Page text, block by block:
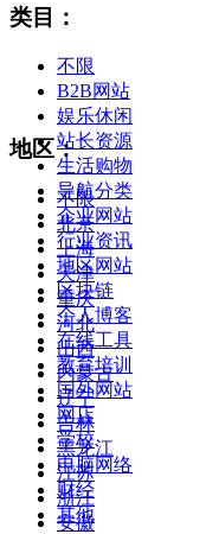
类目：
不限
B2B网站
娱乐休闲
站长资源
生活购物
导航分类
企业网站
行业资讯
地区网站
区块链
个人博客
在线工具
教育培训
国外网站
网店
学校
电脑网络
财经
其他
地区：
不限
北京
上海
天津
重庆
河北
山西
内蒙古
辽宁
吉林
黑龙江
江苏
浙江
安徽